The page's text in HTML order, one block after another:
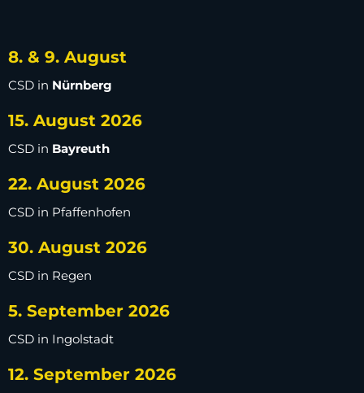
8. & 9. August
CSD in Nürnberg
15. August 2026
CSD in Bayreuth
22. August 2026
CSD in Pfaffenhofen
30. August 2026
CSD in Regen
5. September 2026
CSD in Ingolstadt
12. September 2026